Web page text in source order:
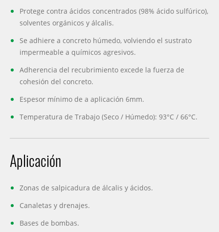
Protege contra ácidos concentrados (98% ácido sulfúrico),
solventes orgánicos y álcalis.
Se adhiere a concreto húmedo, volviendo el sustrato
impermeable a químicos agresivos.
Adherencia del recubrimiento excede la fuerza de
cohesión del concreto.
Espesor mínimo de a aplicación 6mm.
Temperatura de Trabajo (Seco / Húmedo): 93°C / 66°C.
Aplicación
Zonas de salpicadura de álcalis y ácidos.
Canaletas y drenajes.
Bases de bombas.